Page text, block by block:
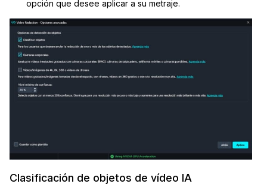
opción que desee aplicar a su metraje.
Clasificación de objetos de vídeo IA